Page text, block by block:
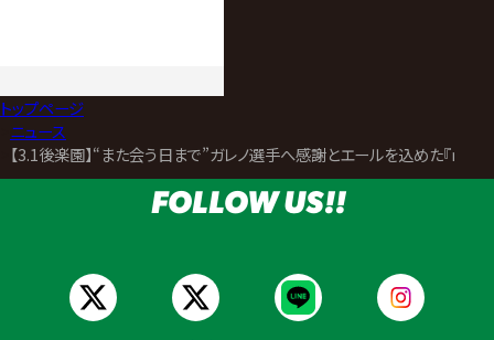
トップページ
ニュース
【3.1後楽園】“また会う日まで”ガレノ選手へ感謝とエールを込めた『nos
FOLLOW US!!